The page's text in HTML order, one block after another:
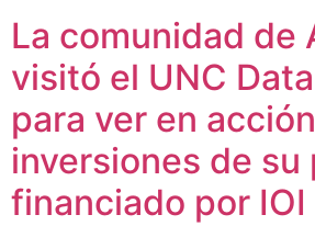
La comunidad de
visitó el UNC
para ver en
inversiones de su
financiado por IOI